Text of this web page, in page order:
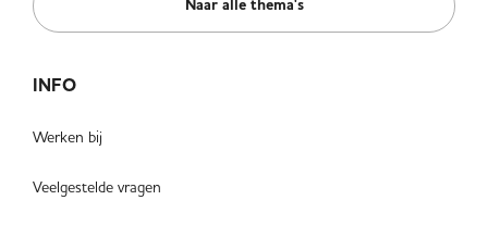
Naar alle thema's
INFO
Werken bij
Veelgestelde vragen